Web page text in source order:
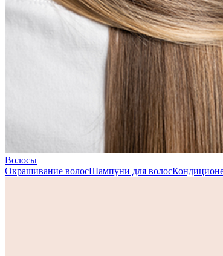
Волосы
Окрашивание волосШампуни для волос